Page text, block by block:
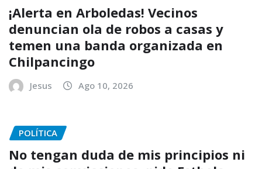
¡Alerta en Arboledas! Vecinos
denuncian ola de robos a casas y
temen una banda organizada en
Chilpancingo
Jesus Ago 10, 2026
POLÍTICA
No tengan duda de mis principios ni